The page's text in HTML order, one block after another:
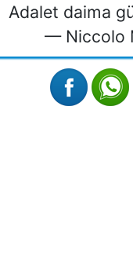
Adalet daima
— Niccolo